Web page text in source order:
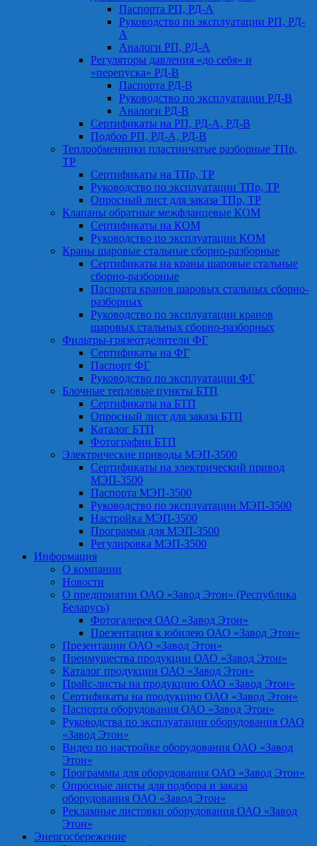
Паспорта РП, РД-А
Руководство по эксплуатации РП, РД-
А
Аналоги РП, РД-А
Регуляторы давления «до себя» и
«перепуска» РД-В
Паспорта РД-В
Руководство по эксплуатации РД-В
Аналоги РД-В
Сертификаты на РП, РД-А, РД-В
Подбор РП, РД-А, РД-В
Теплообменники пластинчатые разборные ТПр,
ТР
Сертификаты на ТПр, ТР
Руководство по эксплуатации ТПр, ТР
Опросный лист для заказа ТПр, ТР
Клапаны обратные межфланцевые КОМ
Сертификаты на КОМ
Руководство по эксплуатации КОМ
Краны шаровые стальные сборно-разборные
Сертификаты на краны шаровые стальные
сборно-разборные
Паспорта кранов шаровых стальных сборно-
разборных
Руководство по эксплуатации кранов
шаровых стальных сборно-разборных
Фильтры-грязеотделители ФГ
Сертификаты на ФГ
Паспорт ФГ
Руководство по эксплуатации ФГ
Блочные тепловые пункты БТП
Сертификаты на БТП
Опросный лист для заказа БТП
Каталог БТП
Фотографии БТП
Электрические приводы МЭП-3500
Сертификаты на электрический привод
МЭП-3500
Паспорта МЭП-3500
Руководство по эксплуатации МЭП-3500
Настройка МЭП-3500
Программа для МЭП-3500
Регулировка МЭП-3500
Информация
О компании
Новости
О предприятии ОАО «Завод Этон» (Республика
Беларусь)
Фотогалерея ОАО «Завод Этон»
Презентация к юбилею ОАО «Завод Этон»
Презентации ОАО «Завод Этон»
Преимущества продукции ОАО «Завод Этон»
Каталог продукции ОАО «Завод Этон»
Прайс-листы на продукцию ОАО «Завод Этон»
Сертификаты на продукцию ОАО «Завод Этон»
Паспорта оборудования ОАО «Завод Этон»
Руководства по эксплуатации оборудования ОАО
«Завод Этон»
Видео по настройке оборудования ОАО «Завод
Этон»
Программы для оборудования ОАО «Завод Этон»
Опросные листы для подбора и заказа
оборудования ОАО «Завод Этон»
Рекламные листовки оборудования ОАО «Завод
Этон»
Энергосбережение